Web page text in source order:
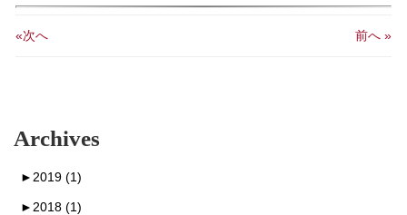
«次へ 前へ »
Archives
► 2019 (1)
► 2018 (1)